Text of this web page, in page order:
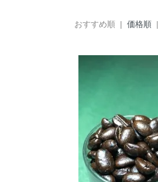
おすすめ順 | 価格順 |